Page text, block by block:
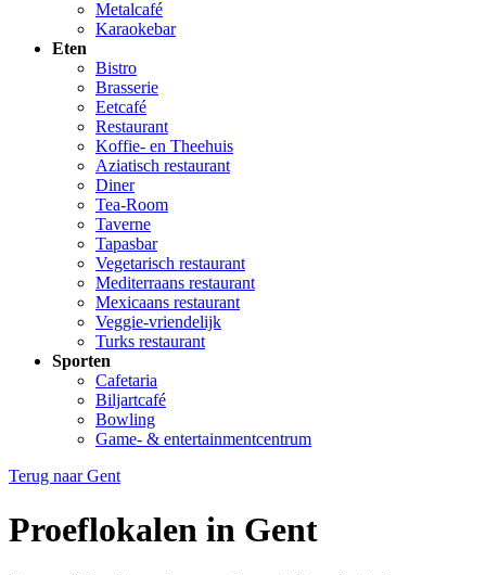
Metalcafé
Karaokebar
Eten
Bistro
Brasserie
Eetcafé
Restaurant
Koffie- en Theehuis
Aziatisch restaurant
Diner
Tea-Room
Taverne
Tapasbar
Vegetarisch restaurant
Mediterraans restaurant
Mexicaans restaurant
Veggie-vriendelijk
Turks restaurant
Sporten
Cafetaria
Biljartcafé
Bowling
Game- & entertainmentcentrum
Terug naar Gent
Proeflokalen in Gent